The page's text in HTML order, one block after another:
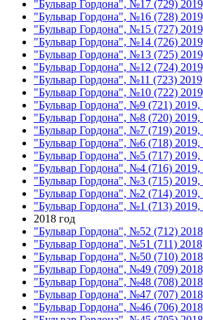
"Бульвар Гордона", №17 (729)
"Бульвар Гордона", №16 (728)
"Бульвар Гордона", №15 (727)
"Бульвар Гордона", №14 (726)
"Бульвар Гордона", №13 (725)
"Бульвар Гордона", №12 (724)
"Бульвар Гордона", №11 (723)
"Бульвар Гордона", №10 (722)
"Бульвар Гордона", №9 (721) 2019,
"Бульвар Гордона", №8 (720) 2019,
"Бульвар Гордона", №7 (719) 2019,
"Бульвар Гордона", №6 (718) 2019,
"Бульвар Гордона", №5 (717) 2019,
"Бульвар Гордона", №4 (716) 2019,
"Бульвар Гордона", №3 (715) 2019,
"Бульвар Гордона", №2 (714) 2019,
"Бульвар Гордона", №1 (713) 2019,
2018 год
"Бульвар Гордона", №52 (712)
"Бульвар Гордона", №51 (711)
"Бульвар Гордона", №50 (710)
"Бульвар Гордона", №49 (709)
"Бульвар Гордона", №48 (708)
"Бульвар Гордона", №47 (707)
"Бульвар Гордона", №46 (706)